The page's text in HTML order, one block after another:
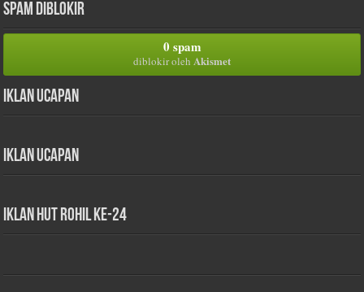
Spam Diblokir
0 spam
diblokir oleh Akismet
Iklan Ucapan
Iklan Ucapan
iklan HUT Rohil Ke-24